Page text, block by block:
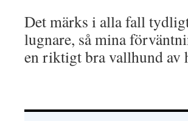
Det märks i alla fall
lugnare, så mina
en riktigt bra vallhund av